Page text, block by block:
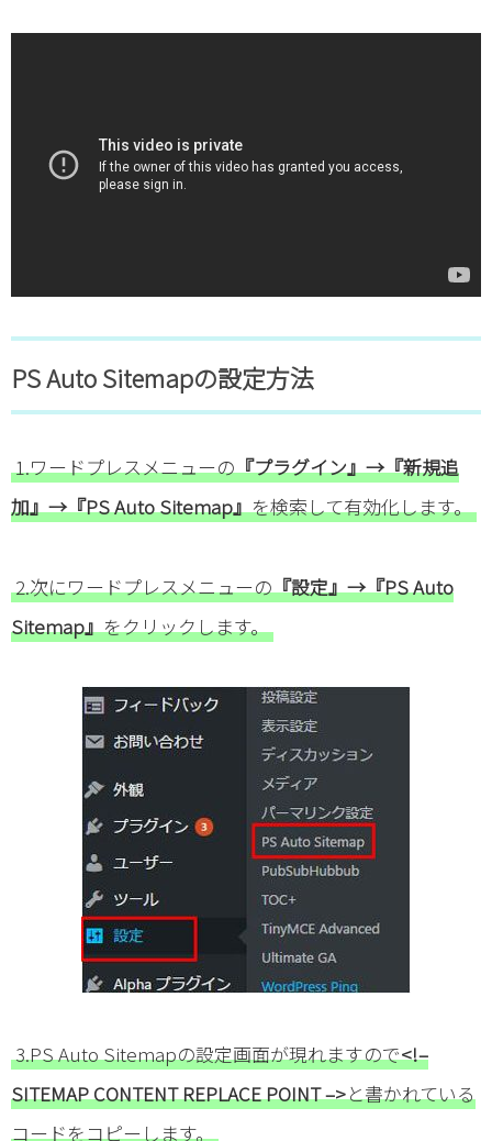
PS Auto Sitemapの設定方法
1.ワードプレスメニューの『プラグイン』→『新規追
加』→『PS Auto Sitemap』を検索して有効化します。
2.次にワードプレスメニューの『設定』→『PS Auto
Sitemap』をクリックします。
3.PS Auto Sitemapの設定画面が現れますので<!–
SITEMAP CONTENT REPLACE POINT –>と書かれている
コードをコピーします。